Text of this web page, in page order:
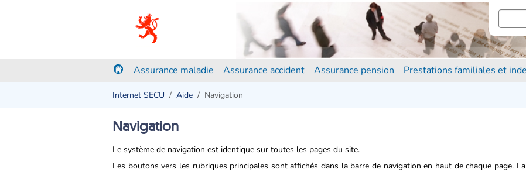
Assurance maladie Assurance accident Assurance pension Prestations familiales et
Internet SECU Aide Navigation
Navigation
Le système de navigation est identique sur toutes les pages du site.
Les boutons vers les rubriques principales sont affichés dans la barre de navigation en haut de chaque page.